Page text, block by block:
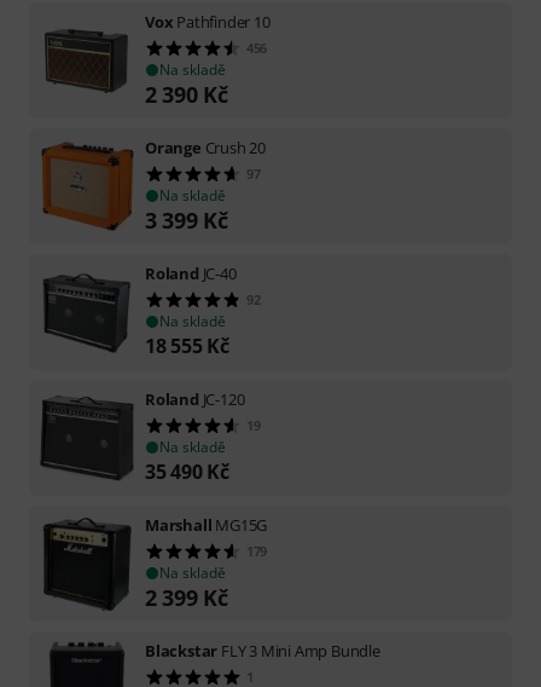
Vox Pathfinder 10
456
Na skladě
2 390 Kč
Orange Crush 20
97
Na skladě
3 399 Kč
Roland JC-40
92
Na skladě
18 555 Kč
Roland JC-120
19
Na skladě
35 490 Kč
Marshall MG15G
179
Na skladě
2 399 Kč
Blackstar FLY 3 Mini Amp Bundle
1